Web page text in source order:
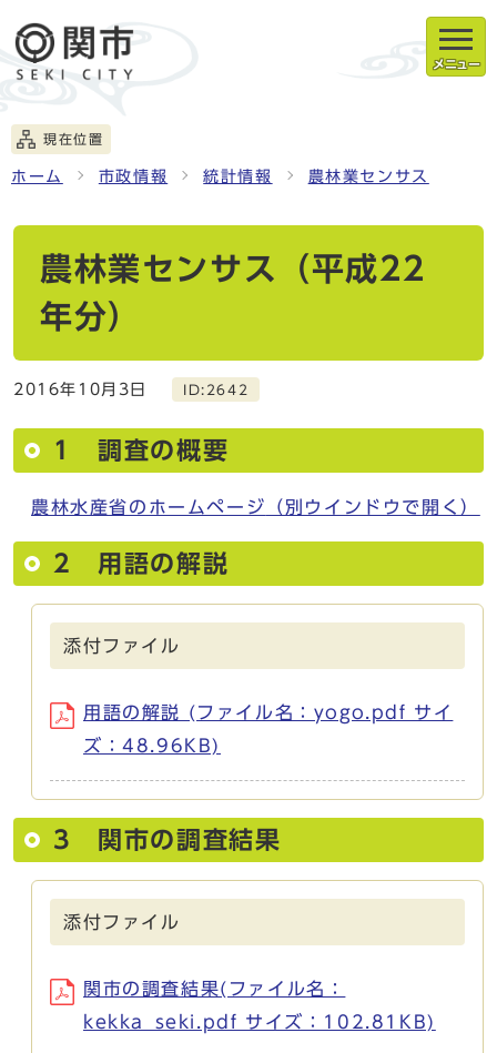
メニュー
現在位置
ホーム 市政情報 統計情報 農林業センサス
農林業センサス（平成22
年分）
2016年10月3日 ID:2642
1 調査の概要
農林水産省のホームページ （別ウインドウで開く）
2 用語の解説
添付ファイル
用語の解説 (ファイル名：yogo.pdf サイ
ズ：48.96KB)
3 関市の調査結果
添付ファイル
関市の調査結果(ファイル名：
kekka_seki.pdf サイズ：102.81KB)